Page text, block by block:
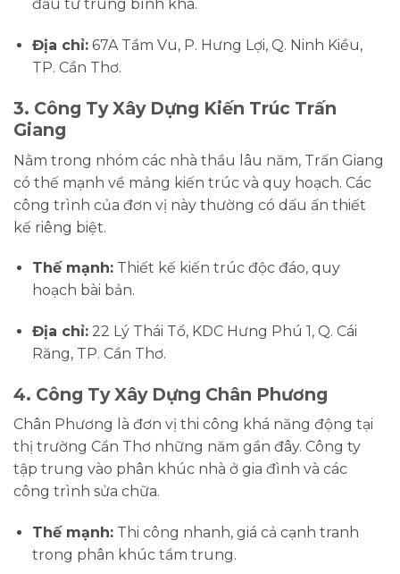
đầu tư trung bình khá.
Địa chỉ:67A Tầm Vu, P. Hưng Lợi, Q. Ninh Kiều,
TP. Cần Thơ.
3. Công Ty Xây Dựng Kiến Trúc Trấn
Giang
Nằm trong nhóm các nhà thầu lâu năm, Trấn Giang
có thế mạnh về mảng kiến trúc và quy hoạch. Các
công trình của đơn vị này thường có dấu ấn thiết
kế riêng biệt.
Thế mạnh:Thiết kế kiến trúc độc đáo, quy
hoạch bài bản.
Địa chỉ:22 Lý Thái Tổ, KDC Hưng Phú 1, Q. Cái
Răng, TP. Cần Thơ.
4. Công Ty Xây Dựng Chân Phương
Chân Phương là đơn vị thi công khá năng động tại
thị trường Cần Thơ những năm gần đây. Công ty
tập trung vào phân khúc nhà ở gia đình và các
công trình sửa chữa.
Thế mạnh:Thi công nhanh, giá cả cạnh tranh
trong phân khúc tầm trung.